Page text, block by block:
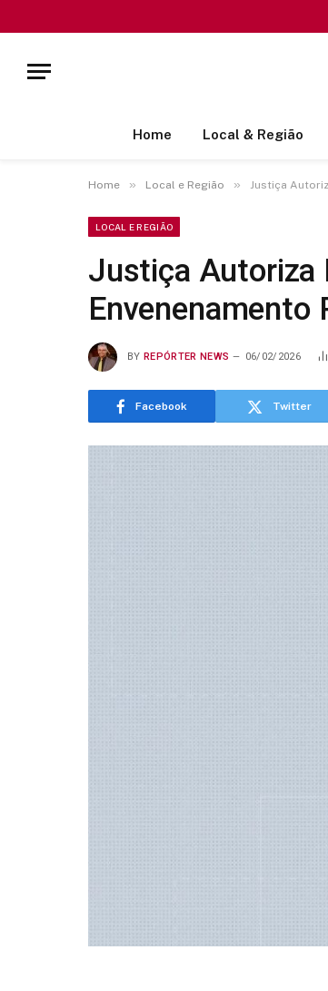
Home Local & Região
Home » Local e Região » Justiça
LOCAL E REGIÃO
Justiça Autoriza
Envenenamento
BY REPÓRTER NEWS 06/02/2026
Facebook Twitter